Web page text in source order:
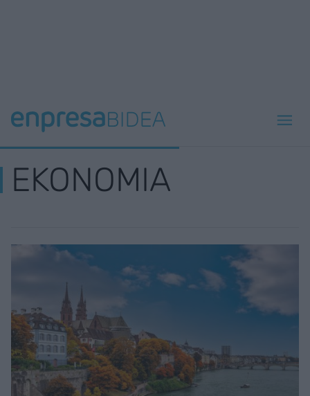
EKONOMIA